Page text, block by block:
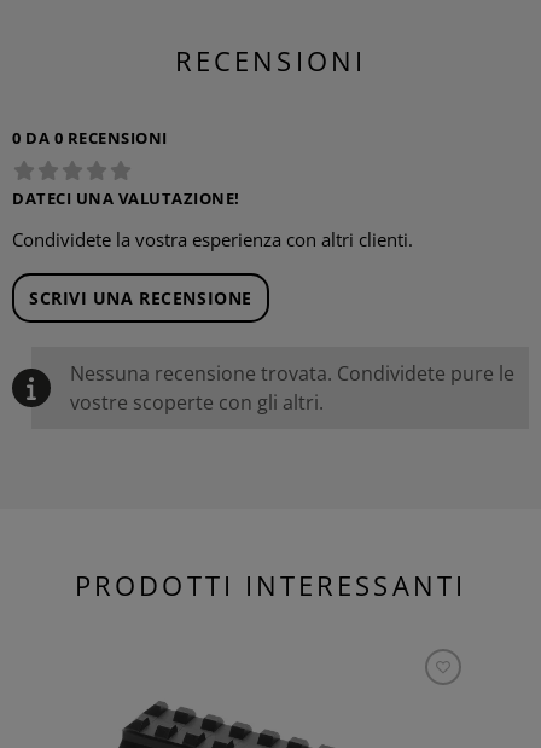
RECENSIONI
0 DA 0 RECENSIONI
DATECI UNA VALUTAZIONE!
Condividete la vostra esperienza con altri clienti.
SCRIVI UNA RECENSIONE
Nessuna recensione trovata. Condividete pure le
vostre scoperte con gli altri.
PRODOTTI INTERESSANTI